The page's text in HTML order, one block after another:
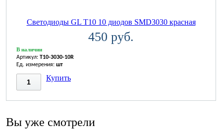
Светодиоды GL T10 10 диодов SMD3030 красная
450 руб.
В наличии
Артикул: T10-3030-10R
Ед. измерения: шт
Купить
Вы уже смотрели